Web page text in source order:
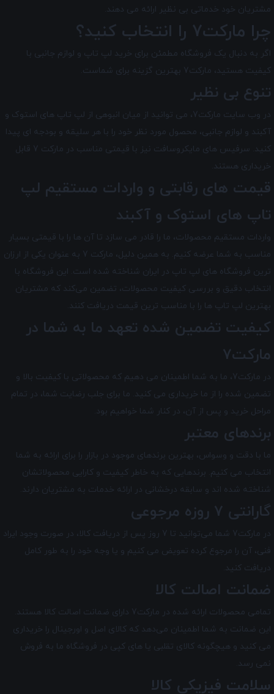
مشتریان خود خدماتی بی نظیر ارائه می دهند.
چرا مارکت7 را انتخاب کنید؟
اگر به دنبال یک فروشگاه مطمئن برای خرید لپ تاپ و لوازم جانبی با
کیفیت هستید، مارکت7 بهترین گزینه برای شماست.
تنوع بی نظیر
در وب سایت مارکت7، می توانید از میان انبوهی از لپ تاپ های استوک و
آکبند و لوازم جانبی، محصول مورد نظر خود را با هر سلیقه و بودجه ای پیدا
کنید. سرفیس های مایکروسافت نیز با قیمتی مناسب در مارکت 7 قابل
خریداری هستند.
قیمت های رقابتی و واردات مستقیم لپ
تاپ های استوک و آکبند
واردات مستقیم محصولات، ما را قادر می سازد تا آن ها را با قیمتی بسیار
مناسب به شما عرضه کنیم. به همین دلیل، مارکت 7 به عنوان یکی از ارزان
ترین فروشگاه های لپ تاپ در ایران شناخته شده است. این فروشگاه با
انتخاب دقیق و بررسی کیفیت محصولات، تضمین می‌کند که مشتریان
بهترین لپ تاپ ها را با مناسب ترین قیمت دریافت کنند.
کیفیت تضمین شده تعهد ما به شما در
مارکت7
در مارکت7 ، ما به شما اطمینان می دهیم که محصولاتی با کیفیت بالا و
تضمین شده را از ما خریداری می کنید. ما برای جلب رضایت شما، در تمام
مراحل خرید و پس از آن، در کنار شما خواهیم بود.
برندهای معتبر
ما با دقت و وسواس، بهترین برندهای موجود در بازار را برای ارائه به شما
انتخاب می کنیم. برندهایی که به خاطر کیفیت و کارایی محصولاتشان
شناخته شده اند و سابقه درخشانی در ارائه خدمات به مشتریان دارند.
گارانتی 7 روزه مرجوعی
در مارکت7 شما می‌توانید تا 7 روز پس از دریافت کالا، در صورت وجود ایراد
فنی، آن را مرجوع کرده تعویض می کنیم و یا وجه خود را به طور کامل
دریافت کنید.
ضمانت اصالت کالا
تمامی محصولات ارائه شده در مارکت7
دارای ضمانت اصالت کالا هستند.
این ضمانت به شما اطمینان می‌دهد که کالای اصل و اورجینال را خریداری
می کنید و هیچگونه کالای تقلبی یا های کپی در فروشگاه ما به فروش
نمی رسد.
سلامت فیزیکی کالا